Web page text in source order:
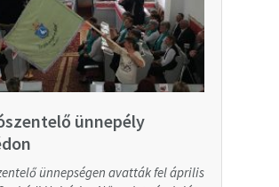
ünnepély
ünnepségen avatták fel április